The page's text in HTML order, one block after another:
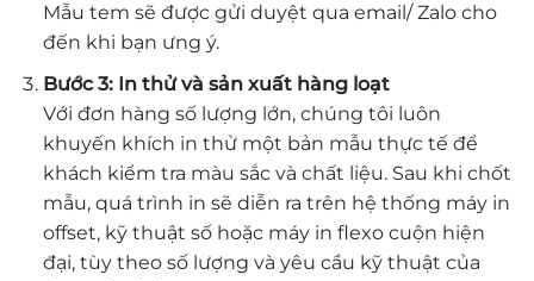
Mẫu tem sẽ được gửi duyệt qua email/ Zalo cho
đến khi bạn ưng ý.
Bước 3: In thử và sản xuất hàng loạt
Với đơn hàng số lượng lớn, chúng tôi luôn
khuyến khích in thử một bản mẫu thực tế để
khách kiểm tra màu sắc và chất liệu. Sau khi chốt
mẫu, quá trình in sẽ diễn ra trên hệ thống máy in
offset, kỹ thuật số hoặc máy in flexo cuộn hiện
đại, tùy theo số lượng và yêu cầu kỹ thuật của